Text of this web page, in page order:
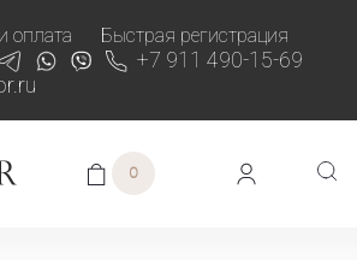
оплата Быстрая регистрация
+7 911 490-15-69
0